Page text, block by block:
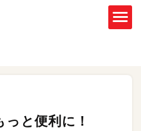
と便利に！